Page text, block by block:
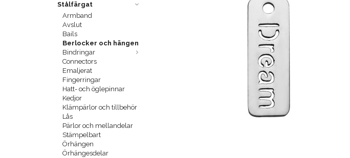
Stålfärgat
Armband
Avslut
Bails
Berlocker och hängen
Bindringar
Connectors
Emaljerat
Fingerringar
Hatt- och öglepinnar
Kedjor
Klämpärlor och tillbehör
Lås
Pärlor och mellandelar
Stämpelbart
Örhängen
Örhängesdelar